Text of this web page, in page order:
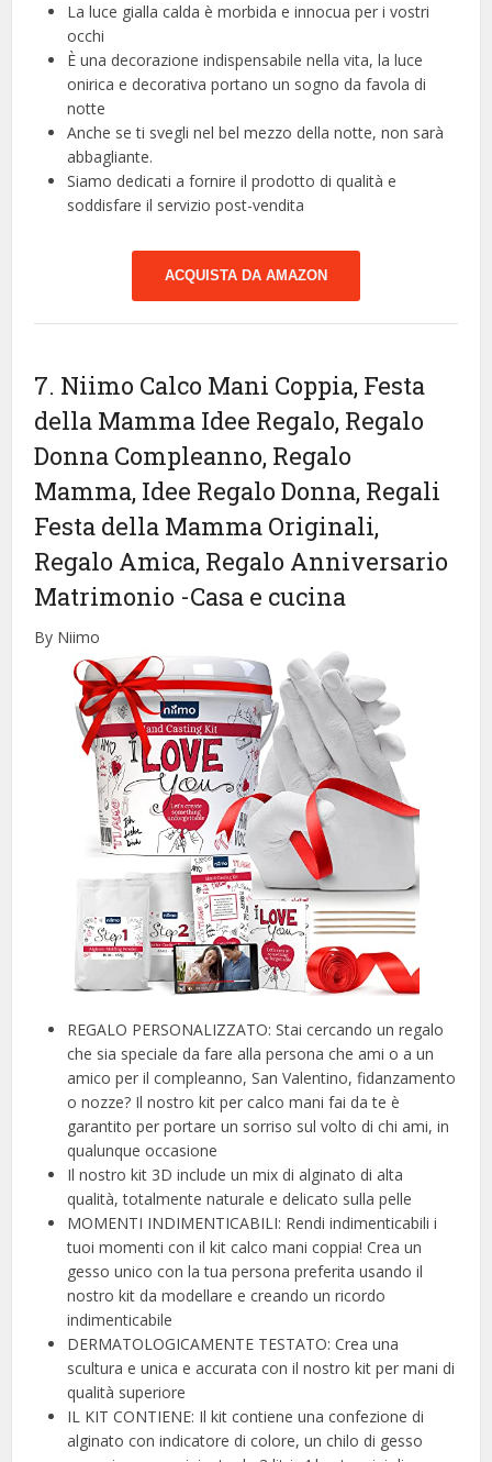
La luce gialla calda è morbida e innocua per i vostri
occhi
È una decorazione indispensabile nella vita, la luce
onirica e decorativa portano un sogno da favola di
notte
Anche se ti svegli nel bel mezzo della notte, non sarà
abbagliante.
Siamo dedicati a fornire il prodotto di qualità e
soddisfare il servizio post-vendita
ACQUISTA DA AMAZON
7. Niimo Calco Mani Coppia, Festa
della Mamma Idee Regalo, Regalo
Donna Compleanno, Regalo
Mamma, Idee Regalo Donna, Regali
Festa della Mamma Originali,
Regalo Amica, Regalo Anniversario
Matrimonio -Casa e cucina
By Niimo
REGALO PERSONALIZZATO: Stai cercando un regalo
che sia speciale da fare alla persona che ami o a un
amico per il compleanno, San Valentino, fidanzamento
o nozze? Il nostro kit per calco mani fai da te è
garantito per portare un sorriso sul volto di chi ami, in
qualunque occasione
Il nostro kit 3D include un mix di alginato di alta
qualità, totalmente naturale e delicato sulla pelle
MOMENTI INDIMENTICABILI: Rendi indimenticabili i
tuoi momenti con il kit calco mani coppia! Crea un
gesso unico con la tua persona preferita usando il
nostro kit da modellare e creando un ricordo
indimenticabile
DERMATOLOGICAMENTE TESTATO: Crea una
scultura e unica e accurata con il nostro kit per mani di
qualità superiore
IL KIT CONTIENE: Il kit contiene una confezione di
alginato con indicatore di colore, un chilo di gesso